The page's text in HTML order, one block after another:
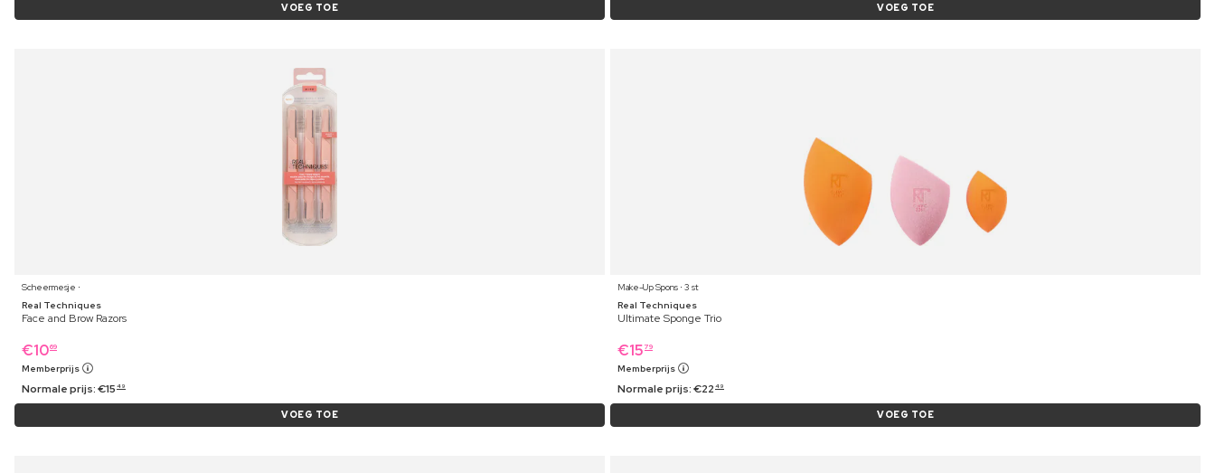
VOEG TOE VOEG TOE
Scheermesje ⋅
Real Techniques
Face and Brow Razors
€1069
Memberprijs
Normale prijs:€15 49
VOEG TOE
Make-Up Spons ⋅ 3 st
Real Techniques
Ultimate Sponge Trio
€15 79
Memberprijs
Normale prijs:€22 49
VOEG TOE